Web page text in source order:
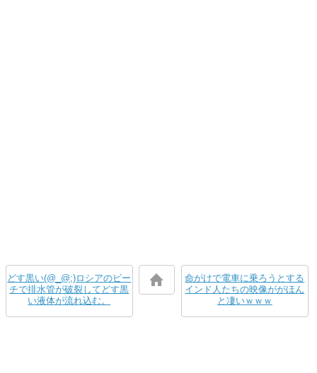
どす黒い(@_@;)ロシアのビー
チで排水管が破裂してどす黒
い液体が流れ込む。
命がけで電車に乗ろうとする
インド人たちの映像ががほん
と凄いｗｗｗ